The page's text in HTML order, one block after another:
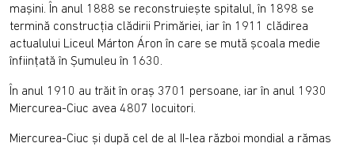
maşini. În anul 1888 se reconstruieşte spitalul, în 1898 se
termină construcţia clădirii Primăriei, iar în 1911 clădirea
actualului Liceul Márton Áron în care se mută şcoala medie
înfiinţată în Şumuleu în 1630.
În anul 1910 au trăit în oraş 3701 persoane, iar în anul 1930
Miercurea-Ciuc avea 4807 locuitori.
Miercurea-Ciuc şi după cel de al II-lea război mondial a rămas